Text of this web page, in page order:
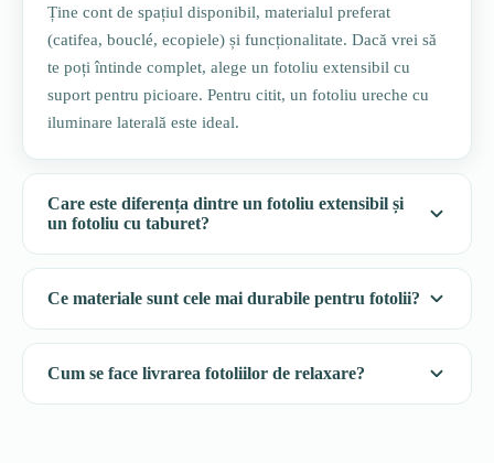
Ține cont de spațiul disponibil, materialul preferat
(catifea, bouclé, ecopiele) și funcționalitate. Dacă vrei să
te poți întinde complet, alege un fotoliu extensibil cu
suport pentru picioare. Pentru citit, un fotoliu ureche cu
iluminare laterală este ideal.
Care este diferența dintre un fotoliu extensibil și
un fotoliu cu taburet?
Ce materiale sunt cele mai durabile pentru fotolii?
Cum se face livrarea fotoliilor de relaxare?